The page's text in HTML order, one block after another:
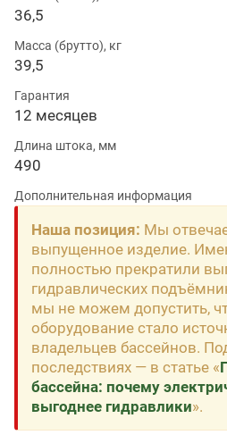
36,5
Масса (брутто), кг
39,5
Гарантия
12 месяцев
Длина штока, мм
490
Дополнительная информация
Наша позиция: Мы
выпущенное изделие.
полностью прекратили
гидравлических
мы не можем допустить,
оборудование стало
владельцев бассейнов.
последствиях — в статье «
бассейна: почему
выгоднее гидравлики».